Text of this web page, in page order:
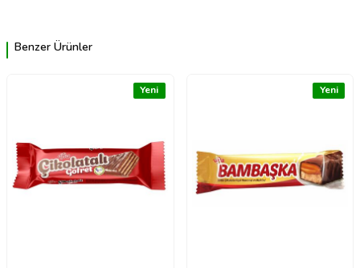
Benzer Ürünler
Yeni Yeni